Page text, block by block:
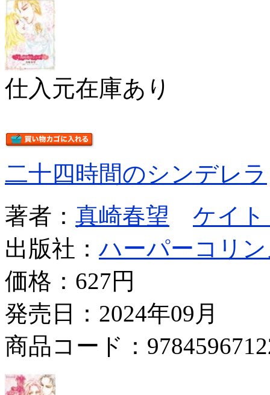
仕入元在庫あり
二十四時間のシンデレラ
著者： 真崎春望
ケイ
出版社：ハーパーコリ
価格： 627円
発売日：2024年09月
商品コード：